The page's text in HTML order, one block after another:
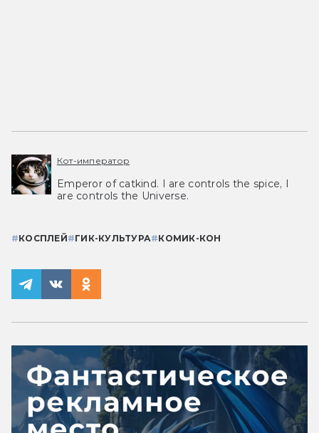
Кот-император
Emperor of catkind. I are controls the spice, I
are controls the Universe.
#КОСПЛЕЙ#ГИК-КУЛЬТУРА#КОМИК-КОН